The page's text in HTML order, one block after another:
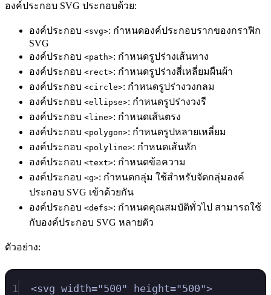
องค์ประกอบ SVG ประกอบด้วย:
องค์ประกอบ <svg>: กำหนดองค์ประกอบรากของกราฟิก
SVG
องค์ประกอบ <path>: กำหนดรูปร่างเส้นทาง
องค์ประกอบ <rect>: กำหนดรูปร่างสี่เหลี่ยมผืนผ้า
องค์ประกอบ <circle>: กำหนดรูปร่างวงกลม
องค์ประกอบ <ellipse>: กำหนดรูปร่างวงรี
องค์ประกอบ <line>: กำหนดเส้นตรง
องค์ประกอบ <polygon>: กำหนดรูปหลายเหลี่ยม
องค์ประกอบ <polyline>: กำหนดเส้นหัก
องค์ประกอบ <text>: กำหนดข้อความ
องค์ประกอบ <g>: กำหนดกลุ่ม ใช้สำหรับจัดกลุ่มองค์
ประกอบ SVG เข้าด้วยกัน
องค์ประกอบ <defs>: กำหนดคุณสมบัติทั่วไป สามารถใช้
กับองค์ประกอบ SVG หลายตัว
ตัวอย่าง:
1 <svg width="500" height="500">